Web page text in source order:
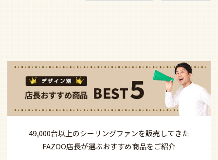
49,000台以上のシーリングファンを販売してきた
FAZOO店長が選ぶおすすめ商品をご紹介